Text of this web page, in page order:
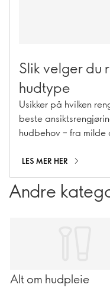
Slik velger du
hudtype
Usikker på hvilken
beste
hudbehov – fra
LES MER HER
Andre
Alt om hudpleie